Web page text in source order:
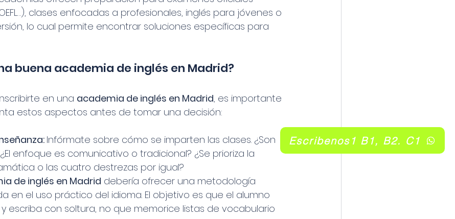
Escribenos1 B1, B2. C1
clases enfocadas a profesionales, inglés para jóvenes o
lo cual permite encontrar soluciones específicas para
buena academia de inglés en Madrid?
en una academia de inglés en Madrid, es importante
estos aspectos antes de tomar una decisión:
Infórmate sobre cómo se imparten las clases. ¿Son
enfoque es comunicativo o tradicional? ¿Se prioriza la
o las cuatro destrezas por igual?
de inglés en Madrid debería ofrecer una metodología
en el uso práctico del idioma. El objetivo es que el alumno
escriba con soltura, no que memorice listas de vocabulario